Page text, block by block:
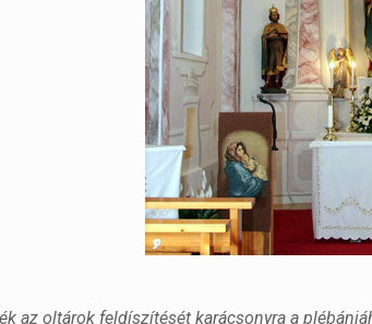
az oltárok feldíszítését karácsonyra a